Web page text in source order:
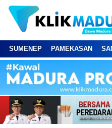
SUMENEP PAMEKASAN